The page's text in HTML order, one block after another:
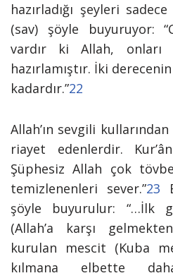
hazırladığı şeyleri
(sav) şöyle buyuruyor:
vardır ki Allah, onları
hazırlamıştır. İki
kadardır.”22
Allah’ın sevgili
riayet edenlerdir.
Şüphesiz Allah çok
temizlenenleri sever.”23
şöyle buyurulur: “…İlk
(Allah’a karşı
kurulan mescit (Kuba
kılmana elbette